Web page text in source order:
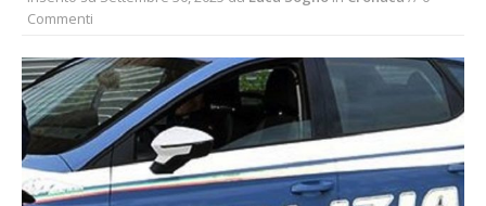
Pro vs Saluzzo, amichevole di buon riscontro
Piscina ex Enal non balneabile dopo i controlli
dell’Asl. Il Comune: «Misura precauzionale e
provvisoria»
La Pro verso l’avvio della Stagione
Commenti